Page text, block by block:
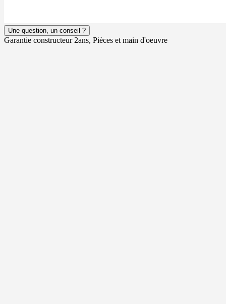
Une question, un conseil ?
Garantie constructeur 2ans, Pièces et main d'oeuvre